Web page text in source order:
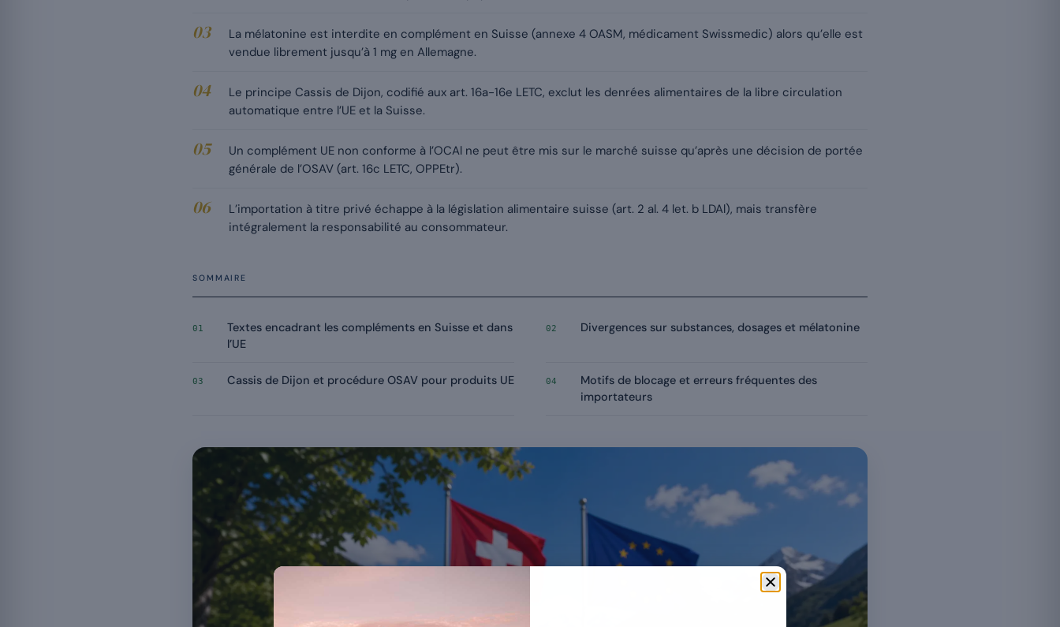
La mélatonine est interdite en complément en Suisse (annexe 4 OASM, médicament Swissmedic) alors qu’elle est
vendue librement jusqu’à 1 mg en Allemagne.
Le principe Cassis de Dijon, codifié aux art. 16a-16e LETC, exclut les denrées alimentaires de la libre circulation
automatique entre l’UE et la Suisse.
Un complément UE non conforme à l’OCAl ne peut être mis sur le marché suisse qu’après une décision de portée
générale de l’OSAV (art. 16c LETC, OPPEtr).
L’importation à titre privé échappe à la législation alimentaire suisse (art. 2 al. 4 let. b LDAl), mais transfère
intégralement la responsabilité au consommateur.
SOMMAIRE
01
Textes encadrant les compléments en Suisse et dans
l’UE
02 Divergences sur substances, dosages et mélatonine
03 Cassis de Dijon et procédure OSAV pour produits UE 04
Motifs de blocage et erreurs fréquentes des
importateurs